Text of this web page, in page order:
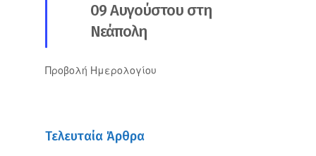
09 Αυγούστου στη
Νεάπολη
Προβολή Ημερολογίου
Τελευταία Άρθρα